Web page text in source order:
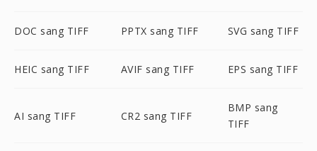
DOC sang TIFF PPTX sang TIFF SVG sang TIFF
HEIC sang TIFF AVIF sang TIFF EPS sang TIFF
AI sang TIFF CR2 sang TIFF
BMP sang
TIFF